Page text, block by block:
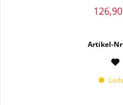
Artikel-